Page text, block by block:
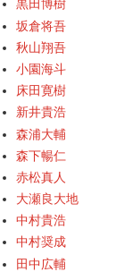
黒田博樹
坂倉将吾
秋山翔吾
小園海斗
床田寛樹
新井貴浩
森浦大輔
森下暢仁
赤松真人
大瀬良大地
中村貴浩
中村奨成
田中広輔